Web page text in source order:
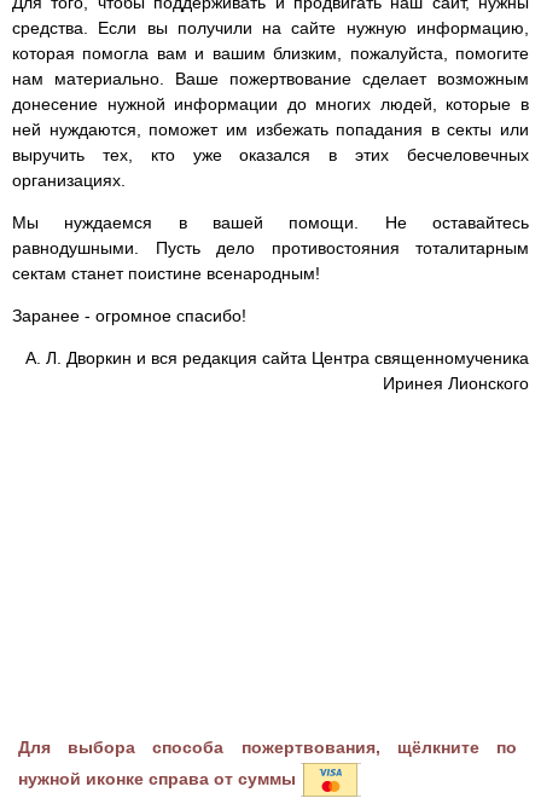
средства. Если вы получили на сайте нужную информацию,
которая помогла вам и вашим близким, пожалуйста, помогите
нам материально. Ваше пожертвование сделает возможным
донесение нужной информации до многих людей, которые в
ней нуждаются, поможет им избежать попадания в секты или
выручить тех, кто уже оказался в этих бесчеловечных
организациях.
Мы нуждаемся в вашей помощи. Не оставайтесь
равнодушными. Пусть дело противостояния тоталитарным
сектам станет поистине всенародным!
Заранее - огромное спасибо!
А. Л. Дворкин и вся редакция сайта Центра священномученика
Иринея Лионского
Для выбора способа пожертвования, щёлкните по
нужной иконке справа от суммы